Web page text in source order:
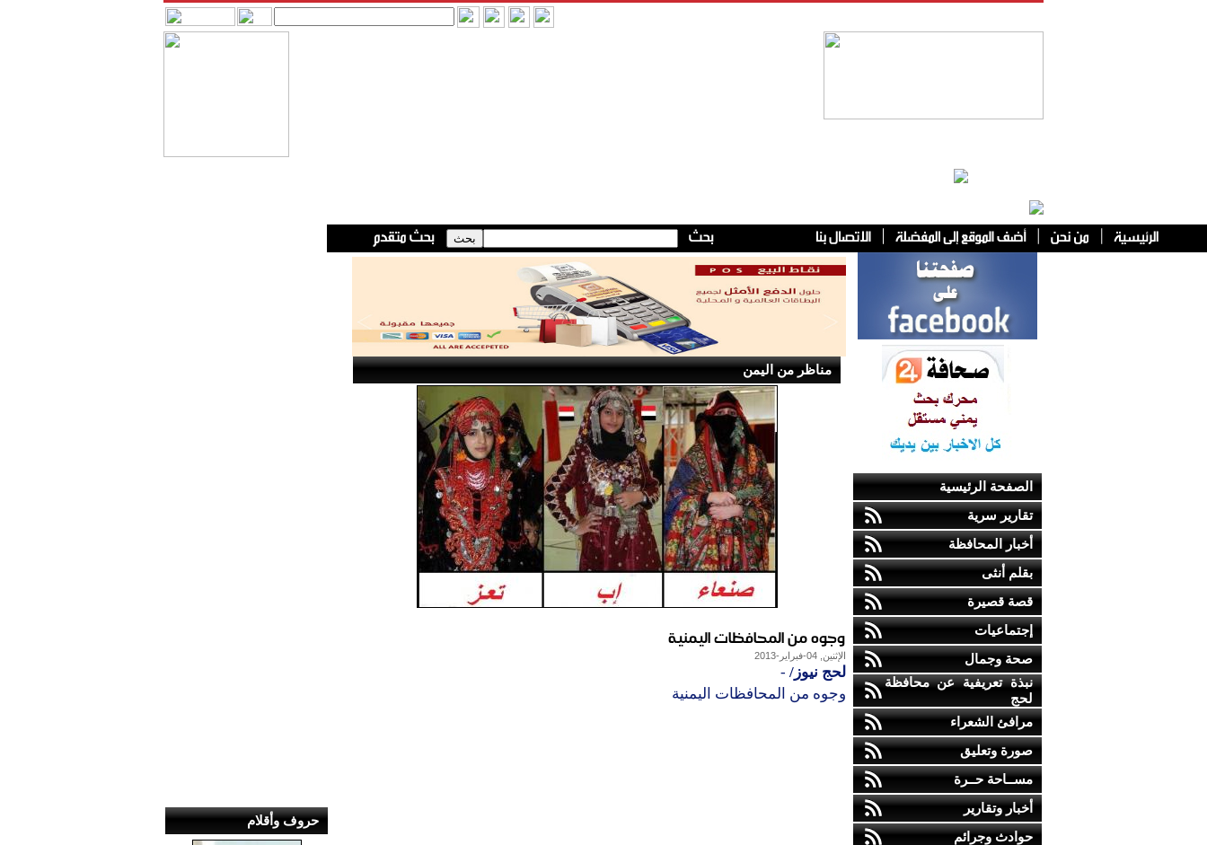
الصفحة الرئيسية
تقارير سرية
أخبار المحافظة
بقلم أنثى
قصة قصيرة
إجتماعيات
صحة وجمال
نبذة تعريفية عن محافظة
لحج
مرافئ الشعراء
صورة وتعليق
مســاحة حــرة
أخبار وتقارير
حوادث وجرائم
مناظر من اليمن
وجوه من المحافظات اليمنية
الإثنين, 04-فبراير-2013
لحج نيوز/ -
وجوه من المحافظات اليمنية
حروف وأقلام